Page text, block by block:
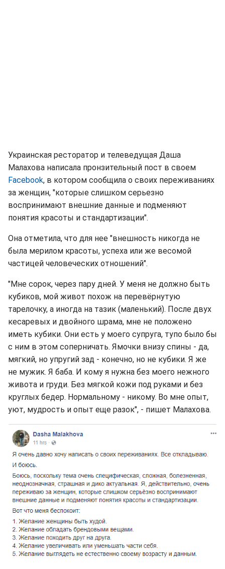
Украинская ресторатор и телеведущая Даша
Малахова написала пронзительный пост в своем
Facebook, в котором сообщила о своих переживаниях
за женщин, "которые слишком серьезно
воспринимают внешние данные и подменяют
понятия красоты и стандартизации".
Она отметила, что для нее "внешность никогда не
была мерилом красоты, успеха или же весомой
частицей человеческих отношений".
"Мне сорок, через пару дней. У меня не должно быть
кубиков, мой живот похож на перевёрнутую
тарелочку, а иногда на тазик (маленький). После двух
кесаревых и двойного шрама, мне не положено
иметь кубики. Они есть у моего супруга, тупо было бы
с ним в этом соперничать. Ямочки внизу спины - да,
мягкий, но упругий зад - конечно, но не кубики. Я же
не мужик. Я баба. И кому я нужна без моего нежного
живота и груди. Без мягкой кожи под руками и без
круглых бедер. Нормальному - никому. Во мне опыт,
уют, мудрость и опыт еще разок", - пишет Малахова.